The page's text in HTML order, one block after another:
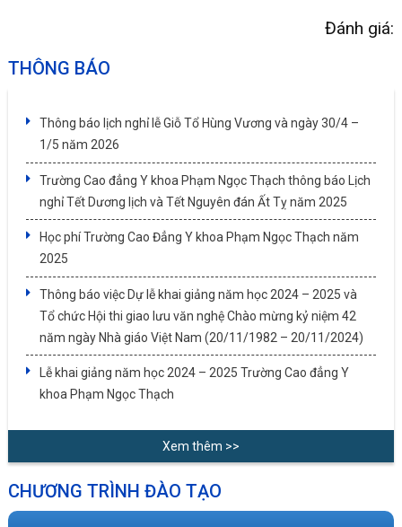
Đánh giá:
THÔNG BÁO
Thông báo lịch nghỉ lễ Giỗ Tổ Hùng Vương và ngày 30/4 –
1/5 năm 2026
Trường Cao đẳng Y khoa Phạm Ngọc Thạch thông báo Lịch
nghỉ Tết Dương lịch và Tết Nguyên đán Ất Tỵ năm 2025
Học phí Trường Cao Đẳng Y khoa Phạm Ngọc Thạch năm
2025
Thông báo việc Dự lễ khai giảng năm học 2024 – 2025 và
Tổ chức Hội thi giao lưu văn nghệ Chào mừng kỷ niệm 42
năm ngày Nhà giáo Việt Nam (20/11/1982 – 20/11/2024)
Lễ khai giảng năm học 2024 – 2025 Trường Cao đẳng Y
khoa Phạm Ngọc Thạch
Xem thêm >>
CHƯƠNG TRÌNH ĐÀO TẠO